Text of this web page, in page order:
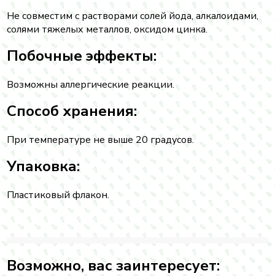
Не совместим с растворами солей йода, алкалоидами,
солями тяжелых металлов, оксидом цинка.
Побочные эффекты:
Возможны аллергические реакции.
Способ хранения:
При температуре не выше 20 градусов.
Упаковка:
Пластиковый флакон.
Возможно, вас заинтересует: